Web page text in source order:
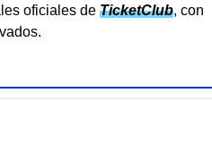
oficiales de TicketClub, con